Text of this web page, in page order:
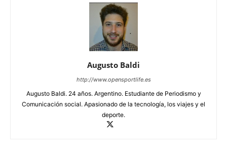
Augusto Baldi
http://www.opensportlife.es
Augusto Baldi. 24 años. Argentino. Estudiante de Periodismo y
Comunicación social. Apasionado de la tecnología, los viajes y el
deporte.